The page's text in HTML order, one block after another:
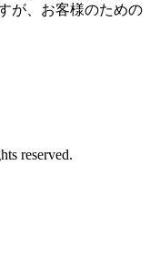
が、お客様のための
reserved.